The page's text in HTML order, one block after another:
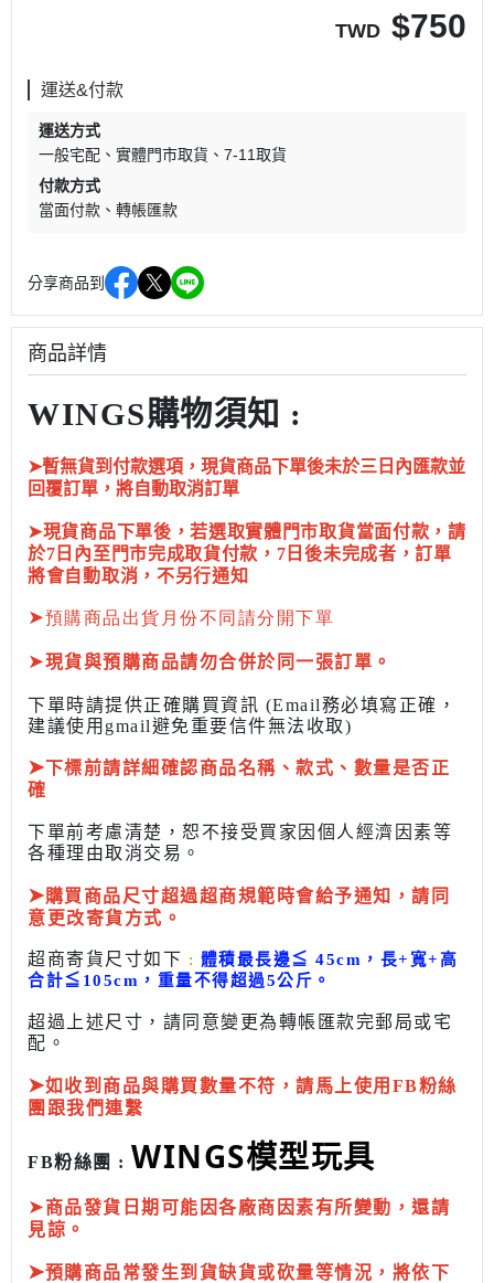
TWD $750
運送&付款
運送方式
一般宅配
實體門市取貨
7-11取貨
付款方式
當面付款
轉帳匯款
分享商品到
商品詳情
WINGS購物須知 :
➤暫無貨到付款選項，現貨商品下單後未於三日內匯款並
回覆訂單，將自動取消訂單
➤現貨商品下單後，若選取實體門市取貨當面付款，請
於7日內至門市完成取貨付款，7日後未完成者，訂單
將會自動取消，不另行通知
➤預購商品出貨月份不同請分開下單
➤現貨與預購商品請勿合併於同一張訂單。
下單時請提供正確購買資訊 (Email務必填寫正確，
建議使用gmail避免重要信件無法收取)
➤下標前請詳細確認商品名稱、款式、數量是否正
確
下單前考慮清楚，恕不接受買家因個人經濟因素等
各種理由取消交易。
➤購買商品尺寸超過超商規範時會給予通知，請同
意更改寄貨方式。
超商寄貨尺寸如下 : 體積最長邊≦ 45cm，長+寬+高
合計≦ 105cm， 重量不得超過5公斤 。
超過上述尺寸，請同意變更為轉帳匯款完郵局或宅
配 。
➤如收到商品與購買數量不符，請馬上使用FB粉絲
團跟我們連繫
FB粉絲團 : WINGS模型玩具
➤商品發貨日期可能因各廠商因素有所變動，還請
見諒。
➤預購商品常發生到貨缺貨或砍量等情況，將依下